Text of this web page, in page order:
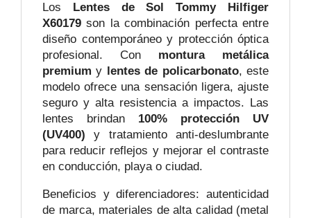
Los Lentes de SolTommy Hilfiger
X60179 son la combinación perfecta entre
diseño contemporáneo y protección óptica
profesional. Con montura metálica
premium y lentes de policarbonato, este
modelo ofrece una sensación ligera, ajuste
seguro y alta resistencia a impactos. Las
lentes brindan 100% protección UV
(UV400) y tratamiento anti‑deslumbrante
para reducir reflejos y mejorar el contraste
en conducción, playa o ciudad.
Beneficios y diferenciadores: autenticidad
de marca, materiales de alta calidad (metal